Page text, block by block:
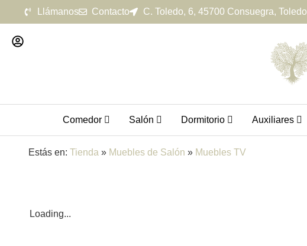
Llámanos Contacto C. Toledo, 6, 45700 Consuegra, Toledo
Comedor Salón Dormitorio Auxiliares
Estás en: Tienda » Muebles de Salón » Muebles TV
Loading...